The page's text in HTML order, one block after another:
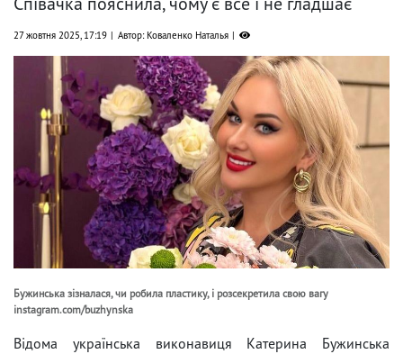
27 жовтня 2025, 17:19 Автор: Коваленко Наталья
Бужинська зізналася, чи робила пластику, і розсекретила свою вагу
instagram.com/buzhynska
Відома українська виконавиця Катерина Бужинська